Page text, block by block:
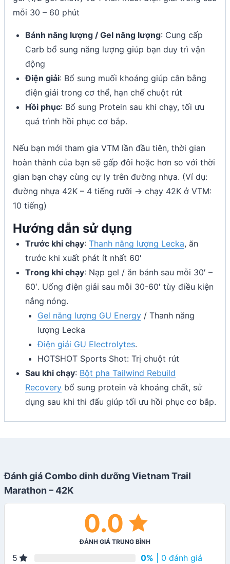
mỗi 30 – 60 phút
Bánh năng lượng / Gel năng lượng: Cung cấp
Carb bổ sung năng lượng giúp bạn duy trì vận
động
Điện giải: Bổ sung muối khoáng giúp cân bằng
điện giải trong cơ thể, hạn chế chuột rút
Hồi phục: Bổ sung Protein sau khi chạy, tối ưu
quá trình hồi phục cơ bắp.
Nếu bạn mới tham gia VTM lần đầu tiên, thời gian
hoàn thành của bạn sẽ gấp đôi hoặc hơn so với thời
gian bạn chạy cùng cự ly trên đường nhựa. (Ví dụ:
đường nhựa 42K – 4 tiếng rưỡi -> chạy 42K ở VTM:
10 tiếng)
Hướng dẫn sử dụng
Trước khi chạy: Thanh năng lượng Lecka, ăn
trước khi xuất phát ít nhất 60′
Trong khi chạy: Nạp gel / ăn bánh sau mỗi 30′ –
60′. Uống điện giải sau mỗi 30-60′ tùy điều kiện
nắng nóng.
Gel năng lượng GU Energy / Thanh năng
lượng Lecka
Điện giải GU Electrolytes.
HOTSHOT Sports Shot: Trị chuột rút
Sau khi chạy: Bột pha Tailwind Rebuild
Recovery bổ sung protein và khoáng chất, sử
dụng sau khi thi đấu giúp tối ưu hồi phục cơ bắp.
Đánh giá Combo dinh dưỡng Vietnam Trail
Marathon – 42K
0.0
ĐÁNH GIÁ TRUNG BÌNH
5 0% | 0 đánh giá